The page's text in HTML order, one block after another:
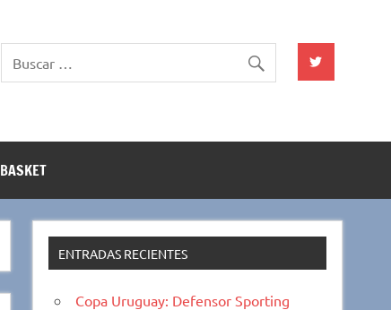
BASKET
ENTRADAS RECIENTES
Copa Uruguay: Defensor Sporting